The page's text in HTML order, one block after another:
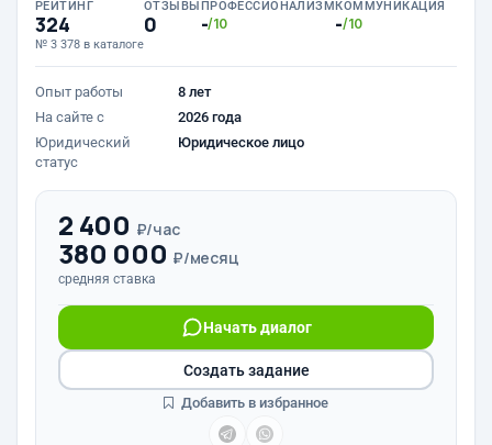
РЕЙТИНГ
324
№ 3 378 в каталоге
ОТЗЫВЫ
0
ПРОФЕССИОНАЛИЗМ
-/10
КОММУНИКАЦИЯ
-/10
Опыт работы
8 лет
На сайте с
2026 года
Юридический
статус
Юридическое лицо
2 400 ₽/час
380 000 ₽/месяц
средняя ставка
Начать диалог
Создать задание
Добавить в избранное